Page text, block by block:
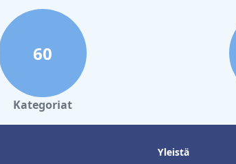
60
Kategoriat
Yleistä